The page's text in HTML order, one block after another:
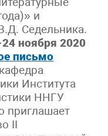
и
Седельника.
ноября 2020
письмо
кафедра
Института
ННГУ
приглашает
II